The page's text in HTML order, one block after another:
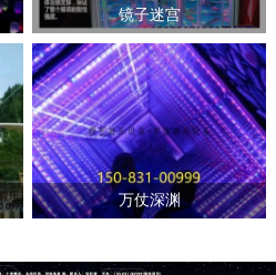
镜子迷宫
万仗深渊